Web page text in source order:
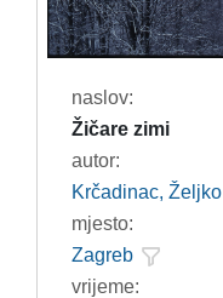
naslov:
Žičare zimi
autor:
Krčadinac, Željko
mjesto:
Zagreb
vrijeme: